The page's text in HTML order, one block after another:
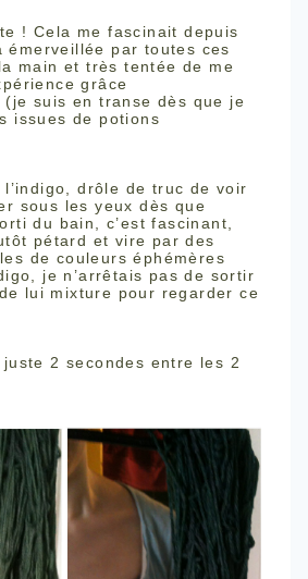
! Cela me fascinait depuis
émerveillée par toutes ces
main et très tentée de me
grâce
(je suis en transe dès que je
issues de potions
drôle de truc de voir
sous les yeux dès que
du bain, c’est fascinant,
pétard et vire par des
de couleurs éphémères
je n’arrêtais pas de sortir
lui mixture pour regarder ce
2 secondes entre les 2